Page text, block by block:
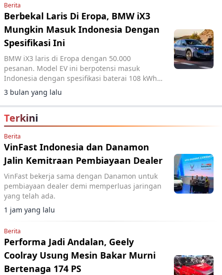
Berita
Berbekal Laris Di Eropa, BMW iX3
Mungkin Masuk Indonesia Dengan
Spesifikasi Ini
BMW iX3 laris di Eropa dengan 50.000
pesanan. Model EV ini berpotensi masuk
Indonesia dengan spesifikasi baterai 108 kWh,
463 hp, dan jangkauan 805 km.
3 bulan yang lalu
Terkini
Berita
VinFast Indonesia dan Danamon
Jalin Kemitraan Pembiayaan Dealer
VinFast bekerja sama dengan Danamon untuk
pembiayaan dealer demi memperluas jaringan
yang telah ada.
1 jam yang lalu
Berita
Performa Jadi Andalan, Geely
Coolray Usung Mesin Bakar Murni
Bertenaga 174 PS